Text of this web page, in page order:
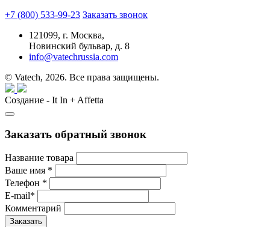
+7 (800) 533-99-23 Заказать звонок
121099, г. Москва,
Новинский бульвар, д. 8
info@vatechrussia.com
© Vatech, 2026. Все права защищены.
Создание - It In + Affetta
Заказать обратный звонок
Название товара
Ваше имя *
Телефон *
E-mail*
Комментарий